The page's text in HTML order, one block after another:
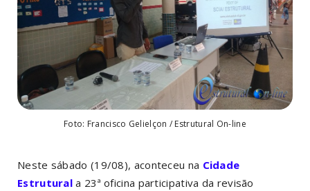
Foto: Francisco Gelielçon / Estrutural On-line
Neste sábado (19/08), aconteceu na Cidade
Estrutural a 23ª oficina participativa da revisão